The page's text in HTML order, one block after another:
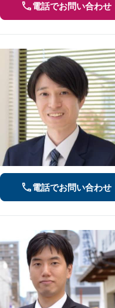
電話でお問い合わせ
電話でお問い合わせ